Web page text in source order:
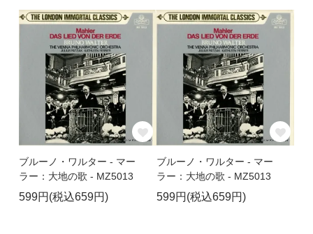
ブルーノ・ワルター - マー
ラー：大地の歌 - MZ5013
599円(税込659円)
ブルーノ・ワルター - マー
ラー：大地の歌 - MZ5013
599円(税込659円)